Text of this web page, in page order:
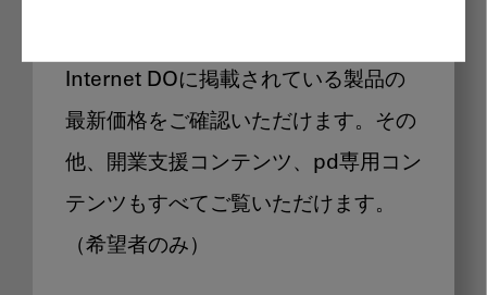
Internet DOに掲載されている製品の
最新価格をご確認いただけます。その
他、開業支援コンテンツ、pd専用コン
テンツもすべてご覧いただけます。
（希望者のみ）